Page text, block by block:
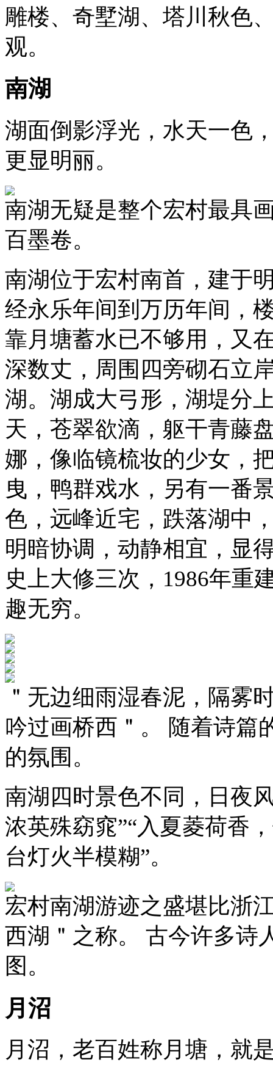
雕楼、奇墅湖、塔川秋色
观。
南湖
湖面倒影浮光，水天一色
更显明丽。
南湖无疑是整个宏村最具
百墨卷。
南湖位于宏村南首，建于
经永乐年间到万历年间，
靠月塘蓄水已不够用，又
深数丈，周围四旁砌石立
湖。湖成大弓形，湖堤分
天，苍翠欲滴，躯干青藤
娜，像临镜梳妆的少女，
曳，鸭群戏水，另有一番
色，远峰近宅，跌落湖中
明暗协调，动静相宜，显
史上大修三次，1986年重
趣无穷。
＂无边细雨湿春泥，隔雾
吟过画桥西＂。 随着诗篇
的氛围。
南湖四时景色不同，日夜
浓英殊窈窕”“入夏菱荷香
台灯火半模糊”。
宏村南湖游迹之盛堪比浙
西湖＂之称。 古今许多诗
图。
月沼
月沼，老百姓称月塘，就